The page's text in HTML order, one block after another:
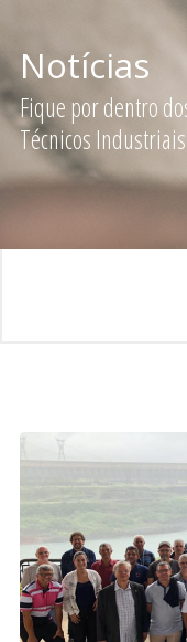
Notícias
Fique por dentro
Técnicos Industriais